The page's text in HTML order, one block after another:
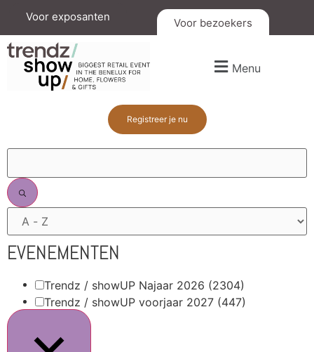
Voor exposanten Voor bezoekers
Menu
Registreer je nu
EVENEMENTEN
Trendz / showUP Najaar 2026 (2304)
Trendz / showUP voorjaar 2027 (447)